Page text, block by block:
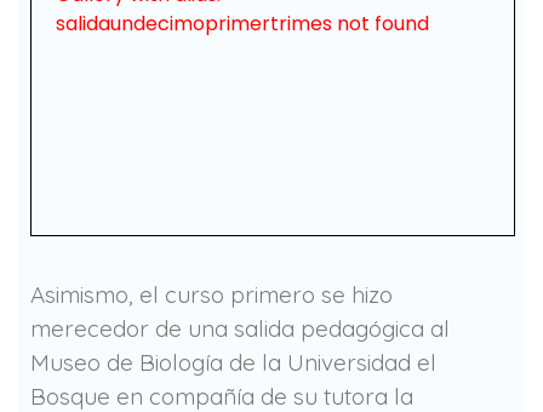
salidaundecimoprimertrimes not found
Asimismo, el curso primero se hizo
merecedor de una salida pedagógica al
Museo de Biología de la Universidad el
Bosque en compañía de su tutora la